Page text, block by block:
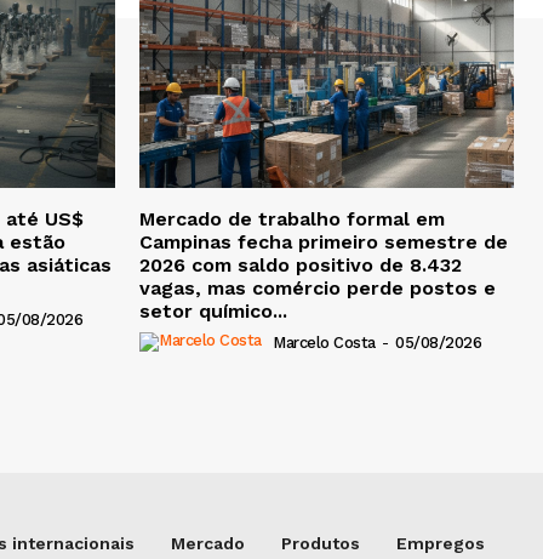
até US$
estão
asiáticas
08/2026
Mercado de trabalho formal em
Campinas fecha primeiro semestre de
2026 com saldo positivo de 8.432
vagas, mas comércio perde postos e
setor químico...
Marcelo Costa - 05/08/2026
internacionais Mercado Produtos Empregos